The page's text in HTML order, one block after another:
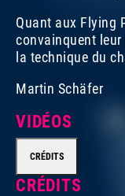
Quant aux Flying
convainquent
la technique du
Martin Schäfer
VIDÉOS
CRÉDITS
CRÉDITS